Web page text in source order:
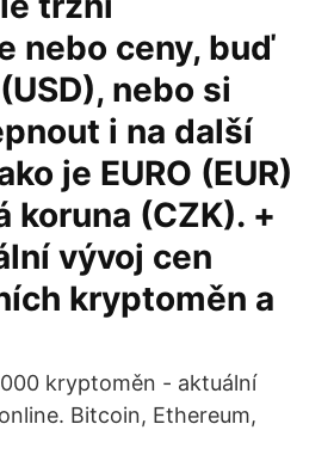
nebo ceny, buď
nebo si
i na další
je EURO (EUR)
koruna (CZK). +
vývoj cen
kryptoměn a
kryptoměn - aktuální
Bitcoin, Ethereum,